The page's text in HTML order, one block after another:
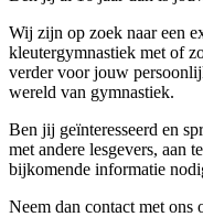
Wij zijn op zoek naar een
kleutergymnastiek met of
verder voor jouw
wereld van gymnastiek.
Ben jij geïnteresseerd en
met andere lesgevers, aan
bijkomende informatie
Neem dan contact met ons